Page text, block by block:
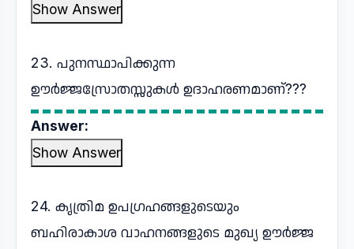
Show Answer
23. പുനസ്ഥാപിക്കുന്ന
ഊർജ്ജസ്രോതസ്സുകൾ ഉദാഹരണമാണ്???
Answer:
Show Answer
24. കൃത്രിമ ഉപഗ്രഹങ്ങളുടെയും
ബഹിരാകാശ വാഹനങ്ങളുടെ മുഖ്യ ഊർജ്ജ